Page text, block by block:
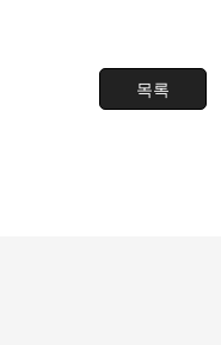
목록